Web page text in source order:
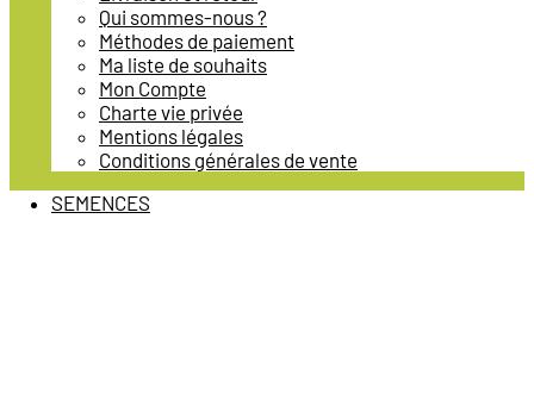
Qui sommes-nous ?
Méthodes de paiement
Ma liste de souhaits
Mon Compte
Charte vie privée
Mentions légales
Conditions générales de vente
SEMENCES